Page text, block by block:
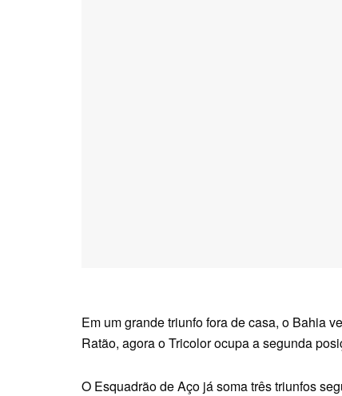
Em um grande triunfo fora de casa, o Bahia
Ratão, agora o Tricolor ocupa a segunda
O Esquadrão de Aço já soma três triunfos